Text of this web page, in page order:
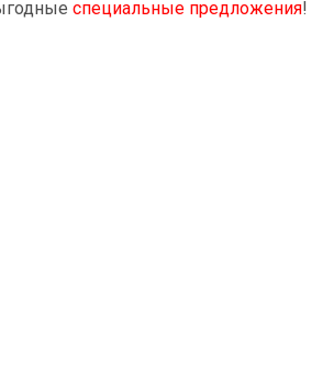
специальные предложения!